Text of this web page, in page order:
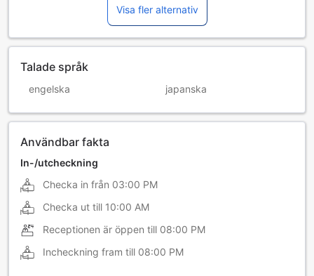
Visa fler alternativ
Talade språk
engelska japanska
Användbar fakta
In-/utcheckning
Checka in från 03:00 PM
Checka ut till 10:00 AM
Receptionen är öppen till 08:00 PM
Incheckning fram till 08:00 PM